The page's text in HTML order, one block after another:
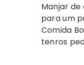
Manjar
para um
Comida
tenros